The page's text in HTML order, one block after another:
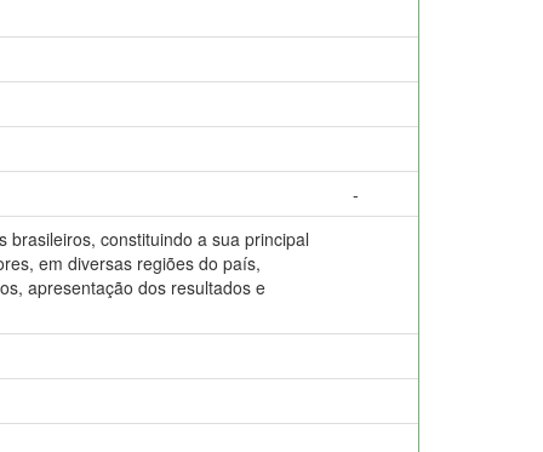
-
constituindo a sua principal
em diversas regiões do país,
apresentação dos resultados e